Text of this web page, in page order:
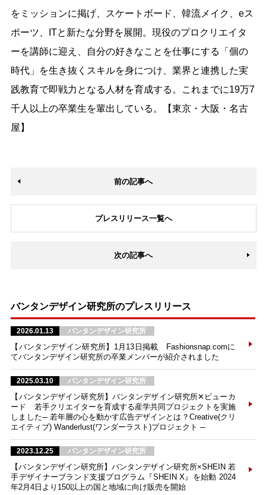
をミッションに掲げ、スケートボード、韓流メイク、eス
ポーツ、ITと新たな分野を展開。現役のプロクリエイタ
ーを講師に迎え、自分の好きなことを仕事にする「個の
時代」を生き抜くスキルを身につけ、業界と連携した実
践教育で即戦力となる人材を育成する。これまでに19万7
千人以上の卒業生を輩出している。【東京・大阪・名古
屋】
前の記事へ
プレスリリース一覧へ
次の記事へ
バンタンデザイン研究所のプレスリリース
2026.01.13 バンタンデザイン研究所
【バンタンデザイン研究所】1月13日掲載 Fashionsnap.comに
てバンタンデザイン研究所の卒業メンバーが紹介されました
2025.03.10 バンタンデザイン研究所
【バンタンデザイン研究所】バンタンデザイン研究所✕ビューカ
ード 若手クリエイターを育成する産学共同プロジェクトを実施
しました─ 若年層の心を動かす広告デザインとは？Creative(クリ
エイティブ) Wanderlust(ワンダーラスト)プロジェクト ─
2023.12.25 バンタンデザイン研究所
【バンタンデザイン研究所】バンタンデザイン研究所×SHEIN 若
手デザイナーブランド支援プログラム『SHEIN X』を始動 2024
年2月4日より150以上の国と地域に向け販売を開始